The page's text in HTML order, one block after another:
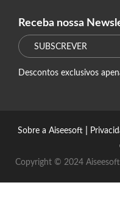
Receba nossa
SUBSCREVER
Descontos exclusivos
Sobre a Aiseesoft
Copyright © 2024